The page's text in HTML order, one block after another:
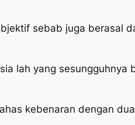
sebab juga berasal
lah yang sesungguhnya
kebenaran dengan